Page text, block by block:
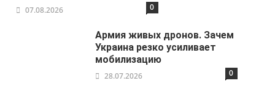
07.08.2026 0
Армия живых дронов. Зачем
Украина резко усиливает
мобилизацию
28.07.2026 0